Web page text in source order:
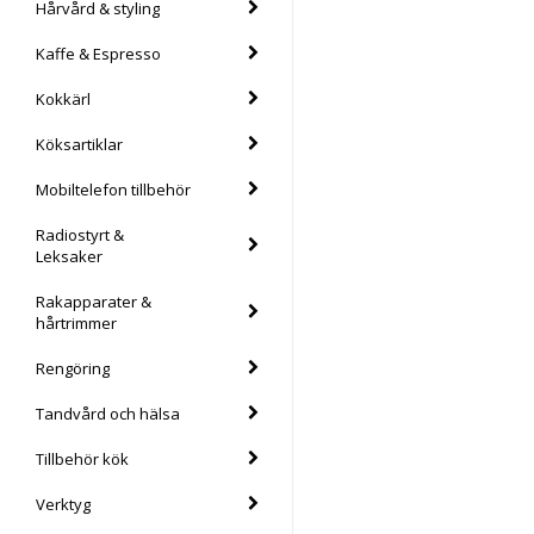
Hårvård & styling
Kaffe & Espresso
Kokkärl
Köksartiklar
Mobiltelefon tillbehör
Radiostyrt &
Leksaker
Rakapparater &
hårtrimmer
Rengöring
Tandvård och hälsa
Tillbehör kök
Verktyg